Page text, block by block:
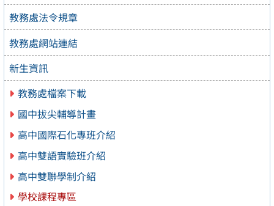
教務處法令規章
教務處網站連結
新生資訊
教務處檔案下載
國中拔尖輔導計畫
高中國際石化專班介紹
高中雙語實驗班介紹
高中雙聯學制介紹
學校課程專區